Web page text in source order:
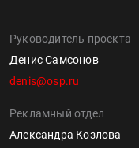
Руководитель проекта
Денис Самсонов
denis@osp.ru
Рекламный отдел
Александра Козлова